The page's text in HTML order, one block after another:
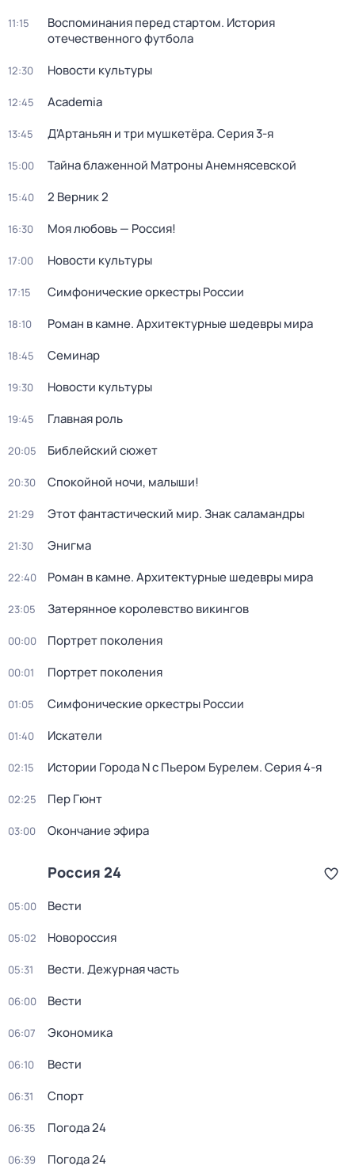
11:15
Воспоминания перед стартом. История
отечественного футбола
12:30 Новости культуры
12:45 Academia
13:45 Д'Артаньян и три мушкетёра. Серия 3-я
15:00 Тайна блаженной Матроны Анемнясевской
15:40 2 Верник 2
16:30 Моя любовь — Россия!
17:00 Новости культуры
17:15 Симфонические оркестры России
18:10 Роман в камне. Архитектурные шедевры мира
18:45 Семинар
19:30 Новости культуры
19:45 Главная роль
20:05 Библейский сюжет
20:30 Спокойной ночи, малыши!
21:29 Этот фантастический мир. Знак саламандры
21:30 Энигма
22:40 Роман в камне. Архитектурные шедевры мира
23:05 Затерянное королевство викингов
00:00 Портрет поколения
00:01 Портрет поколения
01:05 Симфонические оркестры России
01:40 Искатели
02:15 Истории Города N с Пьером Бурелем. Серия 4-я
02:25 Пер Гюнт
03:00 Окончание эфира
Россия 24
05:00 Вести
05:02 Новороссия
05:31 Вести. Дежурная часть
06:00 Вести
06:07 Экономика
06:10 Вести
06:31 Спорт
06:35 Погода 24
06:39 Погода 24